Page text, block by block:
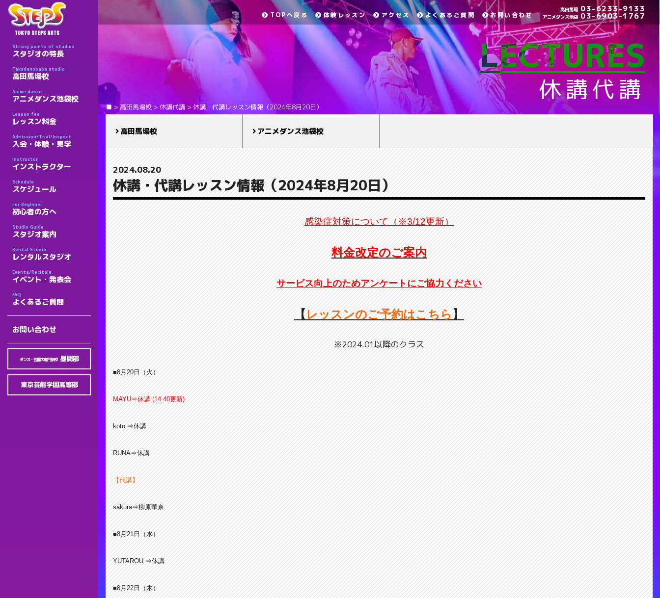
Strong points of studios
スタジオの特長
Takadanobaba studio
高田馬場校
Anime dance
アニメダンス池袋校
Lesson fee
レッスン料金
Admission/Trial/Inspect
入会・体験・見学
Instructor
インストラクター
Schedule
スケジュール
For Beginner
初心者の方へ
Studio Guide
スタジオ案内
Rental Studio
レンタルスタジオ
Events/Recitals
イベント・発表会
FAQ
よくあるご質問
お問い合わせ
ダンス・芸能の専門学校 昼間部
東京芸能学園高等部
TOPへ戻る 体験レッスン アクセス よくあるご質問 お問い合わせ
高田馬場 03-6233-9133
アニメダンス池袋 03-6903-1767
LECTURES
休講代講
■ > 高田馬場校 > 休講代講 > 休講・代講レッスン情報（2024年8月20日）
高田馬場校 アニメダンス池袋校
2024.08.20
休講・代講レッスン情報（2024年8月20日）
感染症対策について（※3/12更新）
料金改定のご案内
サービス向上のためアンケートにご協力ください
【レッスンのご予約はこちら】
※2024.01以降のクラス
■8月20日（火）
MAYU⇒休講 (14:40更新)
koto ⇒休講
RUNA⇒休講
【代講】
sakura⇒柳原華奈
■8月21日（水）
YUTAROU ⇒休講
■8月22日（木）